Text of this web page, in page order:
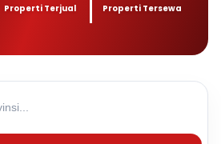
Properti Terjual Properti Tersewa